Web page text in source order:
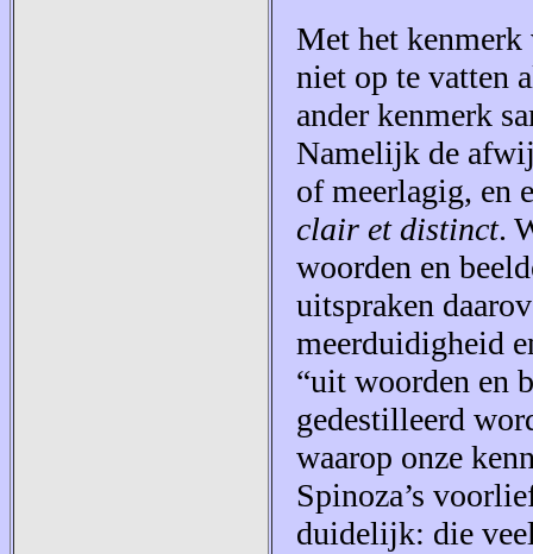
Met het kenmerk
niet op te vatten
ander kenmerk
Namelijk de
of meerlagig, en
clair et distinct.
woorden en
uitspraken
meerduidigheid
“uit woorden en
gedestilleerd
waarop onze
Spinoza’s
duidelijk: die